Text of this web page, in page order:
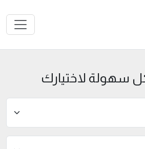
سهولة لاختيارك